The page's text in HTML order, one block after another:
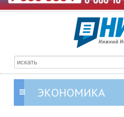
ЭКОНОМИКА